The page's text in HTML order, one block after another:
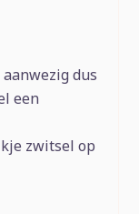
dus
een
zwitsel op